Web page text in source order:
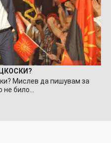
Мислев да пишувам за
не било…